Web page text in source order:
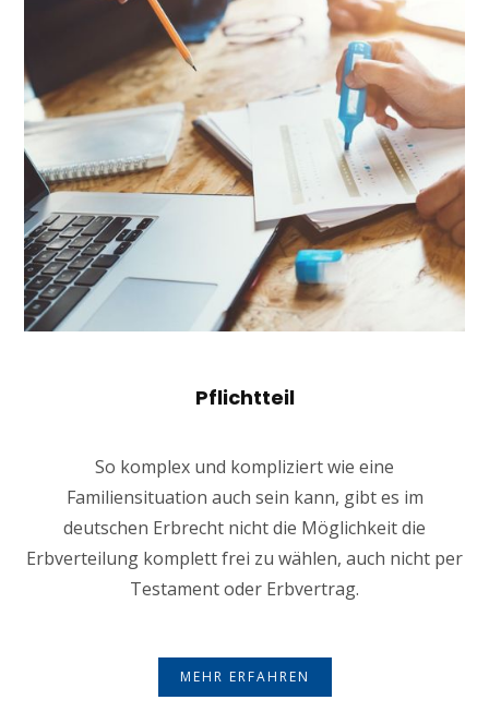
Pflichtteil
So komplex und kompliziert wie eine
Familiensituation auch sein kann, gibt es im
deutschen Erbrecht nicht die Möglichkeit die
Erbverteilung komplett frei zu wählen, auch nicht per
Testament oder Erbvertrag.
MEHR ERFAHREN